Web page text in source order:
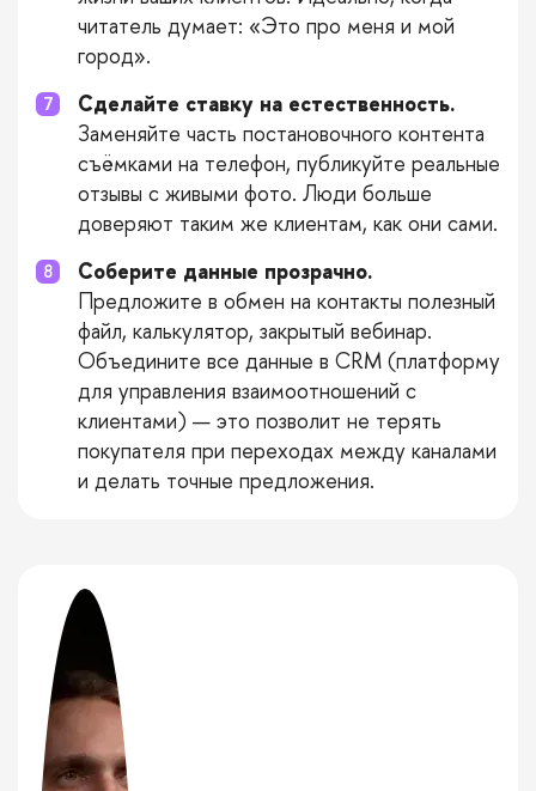
читатель думает: «Это про меня и мой
город».
Сделайте ставку на естественность.
Заменяйте часть постановочного контента
съёмками на телефон, публикуйте реальные
отзывы с живыми фото. Люди больше
доверяют таким же клиентам, как они сами.
Соберите данные прозрачно.
Предложите в обмен на контакты полезный
файл, калькулятор, закрытый вебинар.
Объедините все данные в CRM (платформу
для управления взаимоотношений с
клиентами) — это позволит не терять
покупателя при переходах между каналами
и делать точные предложения.